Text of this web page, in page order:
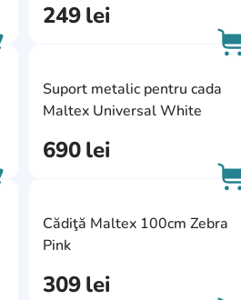
249lei
AddCardToFavourite
AddCardToCart
Suport metalic pentru cada
Maltex Universal White
690lei
AddCardToFavourite
AddCardToCart
Cădiţă Maltex 100cm Zebra
Pink
309lei